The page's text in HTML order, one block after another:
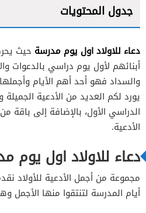
جدول المحتويات
دعاء للاولاد اول يوم مدرسة حيث
أبنائهم لأول يوم دراسي بالدعوات
والسداد فهو أحد أهم الأيام
يورد لكم العديد من الأدعية الجميلة
الدراسي الأول، بالإضافة إلى باقة
الأدعية.
دعاء للاولاد اول يوم
مجموعة من أجمل الأدعية للأولاد
أيام المدرسة لتنتقوا منها الأجمل